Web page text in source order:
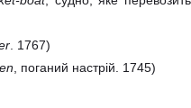
. 1767)
, поганий настрій. 1745)